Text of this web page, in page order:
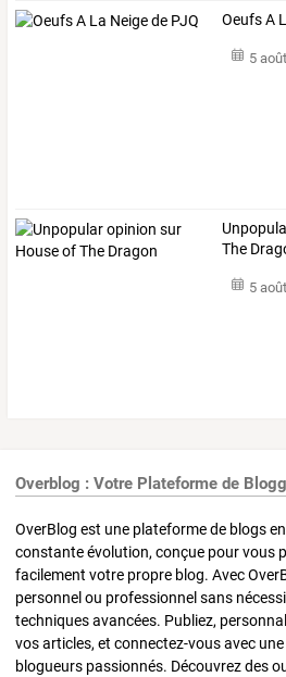
Oeufs A
5
The
5
Overblog : Votre Plateforme de
OverBlog est une plateforme de blogs
constante évolution, conçue pour vous
facilement votre propre blog. Avec
personnel ou professionnel sans
techniques avancées. Publiez,
vos articles, et connectez-vous avec
blogueurs passionnés. Découvrez des